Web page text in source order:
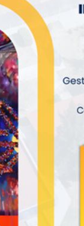
las
a la calidad.
–